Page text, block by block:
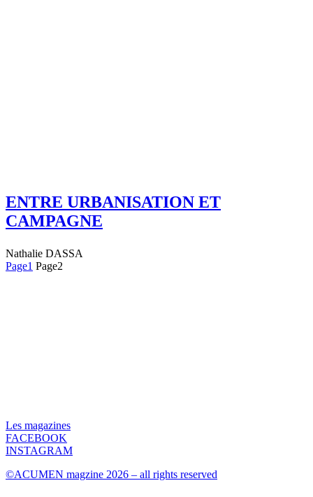
ENTRE URBANISATION ET
CAMPAGNE
Nathalie DASSA
Page1 Page2
Les magazines
FACEBOOK
INSTAGRAM
©ACUMEN magzine 2026 – all rights reserved